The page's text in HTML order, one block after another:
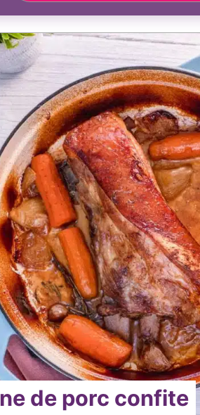
de porc confite